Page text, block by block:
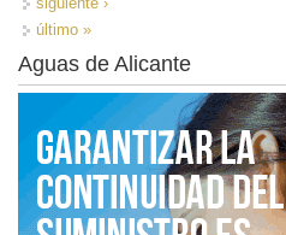
último »
Aguas de Alicante